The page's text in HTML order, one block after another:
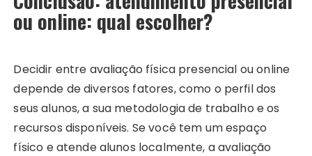
ou online: qual escolher?
Decidir entre avaliação física presencial ou online
depende de diversos fatores, como o perfil dos
seus alunos, a sua metodologia de trabalho e os
recursos disponíveis. Se você tem um espaço
físico e atende alunos localmente, a avaliação